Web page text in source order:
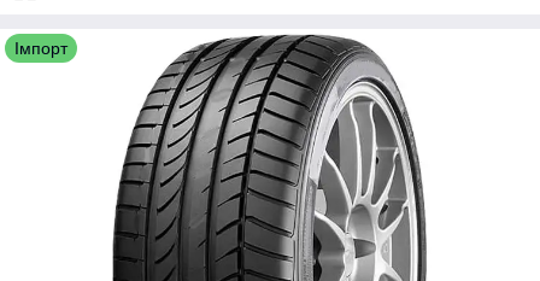
Імпорт